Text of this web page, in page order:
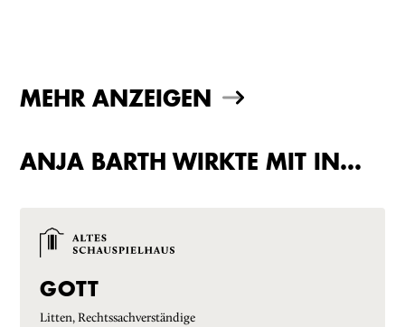
MEHR ANZEIGEN
ANJA BARTH WIRKTE MIT IN…
GOTT
Litten, Rechtssachverständige